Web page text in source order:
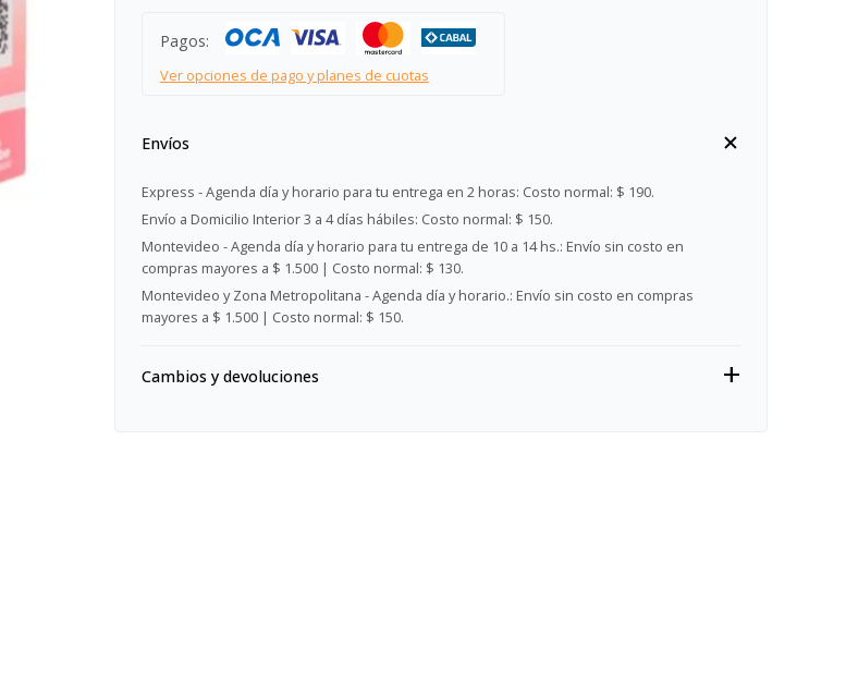
Pagos:
Ver opciones de pago y planes de cuotas
Envíos
Express - Agenda día y horario para tu entrega en 2 horas: Costo normal: $ 190.
Envío a Domicilio Interior 3 a 4 días hábiles: Costo normal: $ 150.
Montevideo - Agenda día y horario para tu entrega de 10 a 14 hs.: Envío sin costo en
compras mayores a $ 1.500 | Costo normal: $ 130.
Montevideo y Zona Metropolitana - Agenda día y horario.: Envío sin costo en compras
mayores a $ 1.500 | Costo normal: $ 150.
Cambios y devoluciones